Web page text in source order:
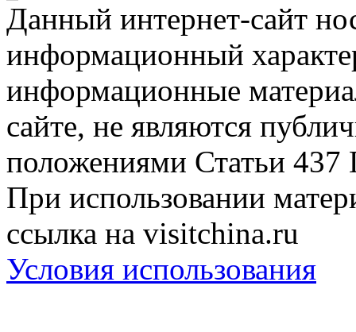
Данный интернет-сайт
информационный
информационные
сайте, не являются
положениями Статьи 437
При использовании
ссылка на visitchina.ru
Условия использования